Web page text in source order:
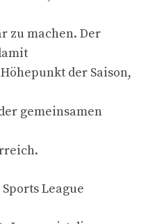
zu machen. Der
der Saison,
gemeinsamen
League